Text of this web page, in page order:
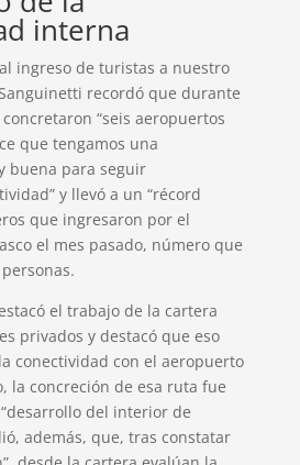
interna
ingreso de turistas a nuestro
recordó que durante
“seis aeropuertos
que tengamos una
buena para seguir
y llevó a un “récord
que ingresaron por el
el mes pasado, número que
el trabajo de la cartera
privados y destacó que eso
conectividad con el aeropuerto
la concreción de esa ruta fue
del interior de
además, que, tras constatar